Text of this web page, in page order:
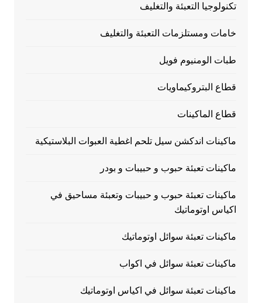
تكنولوجيا التعبئة والتغليف
خامات ومستلزمات التعبئة والتغليف
طبات الومنيوم فويل
قطاع البتروكيماويات
قطاع الماكينات
ماكينات اندكشن سيل تلحم اغطية العبوات البلاستيكية
ماكينات تعبئة حبوب و حبيبات و بودر
ماكينات تعبئة حبوب و حبيبات وتعبئة مساحيق في
اكياس اوتوماتيك
ماكينات تعبئة سوائل اوتوماتيك
ماكينات تعبئة سوائل في اكواب
ماكينات تعبئة سوائل في اكياس اوتوماتيك